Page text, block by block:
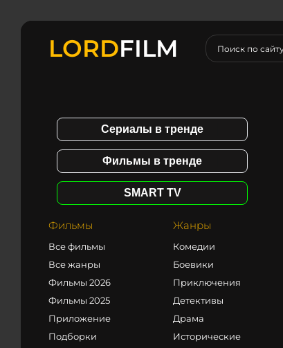
LORDFILM
Сериалы в тренде
Фильмы в тренде
SMART TV
Фильмы
Все фильмы
Все жанры
Фильмы 2026
Фильмы 2025
Приложение
Подборки
Жанры
Комедии
Боевики
Приключения
Детективы
Драма
Исторические